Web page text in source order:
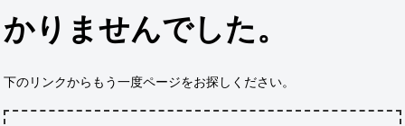
かりませんでした。
下のリンクからもう一度ページをお探しください。